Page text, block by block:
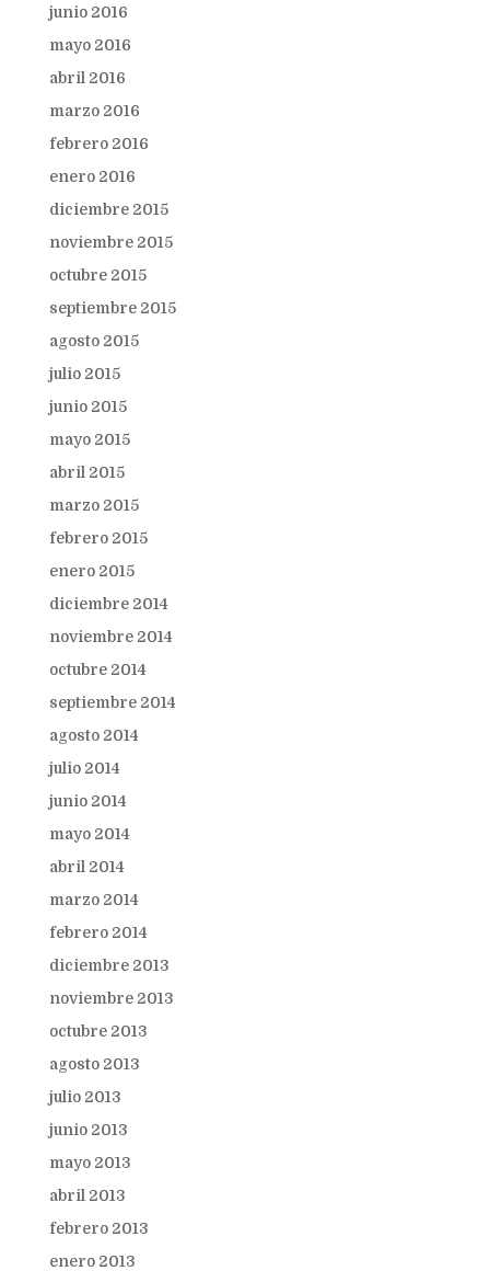
junio 2016
mayo 2016
abril 2016
marzo 2016
febrero 2016
enero 2016
diciembre 2015
noviembre 2015
octubre 2015
septiembre 2015
agosto 2015
julio 2015
junio 2015
mayo 2015
abril 2015
marzo 2015
febrero 2015
enero 2015
diciembre 2014
noviembre 2014
octubre 2014
septiembre 2014
agosto 2014
julio 2014
junio 2014
mayo 2014
abril 2014
marzo 2014
febrero 2014
diciembre 2013
noviembre 2013
octubre 2013
agosto 2013
julio 2013
junio 2013
mayo 2013
abril 2013
febrero 2013
enero 2013